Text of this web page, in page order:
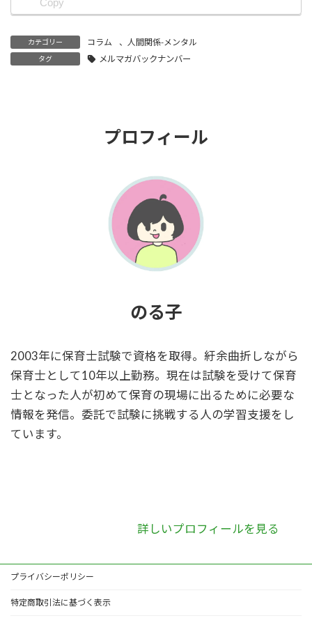
カテゴリー コラム 、 人間関係-メンタル
タグ メルマガバックナンバー
プロフィール
のる子
2003年に保育士試験で資格を取得。紆余曲折しながら
保育士として10年以上勤務。現在は試験を受けて保育
士となった人が初めて保育の現場に出るために必要な
情報を発信。委託で試験に挑戦する人の学習支援をし
ています。
詳しいプロフィールを見る
プライバシーポリシー
特定商取引法に基づく表示